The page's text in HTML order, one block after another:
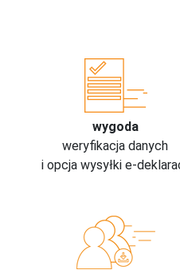
wygoda
weryfikacja danych
i opcja wysyłki e-